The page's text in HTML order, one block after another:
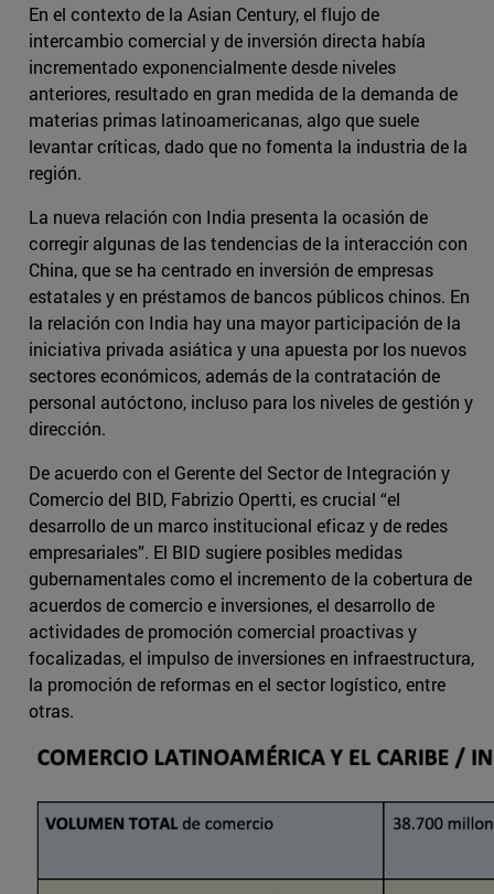
En el contexto de la Asian Century, el flujo de
intercambio comercial y de inversión directa había
incrementado exponencialmente desde niveles
anteriores, resultado en gran medida de la demanda de
materias primas latinoamericanas, algo que suele
levantar críticas, dado que no fomenta la industria de la
región.
La nueva relación con India presenta la ocasión de
corregir algunas de las tendencias de la interacción con
China, que se ha centrado en inversión de empresas
estatales y en préstamos de bancos públicos chinos. En
la relación con India hay una mayor participación de la
iniciativa privada asiática y una apuesta por los nuevos
sectores económicos, además de la contratación de
personal autóctono, incluso para los niveles de gestión y
dirección.
De acuerdo con el Gerente del Sector de Integración y
Comercio del BID, Fabrizio Opertti, es crucial “el
desarrollo de un marco institucional eficaz y de redes
empresariales”. El BID sugiere posibles medidas
gubernamentales como el incremento de la cobertura de
acuerdos de comercio e inversiones, el desarrollo de
actividades de promoción comercial proactivas y
focalizadas, el impulso de inversiones en infraestructura,
la promoción de reformas en el sector logístico, entre
otras.